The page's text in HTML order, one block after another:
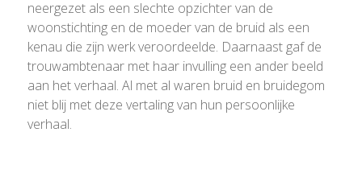
neergezet als een slechte opzichter van de
woonstichting en de moeder van de bruid als een
kenau die zijn werk veroordeelde. Daarnaast gaf de
trouwambtenaar met haar invulling een ander beeld
aan het verhaal. Al met al waren bruid en bruidegom
niet blij met deze vertaling van hun persoonlijke
verhaal.